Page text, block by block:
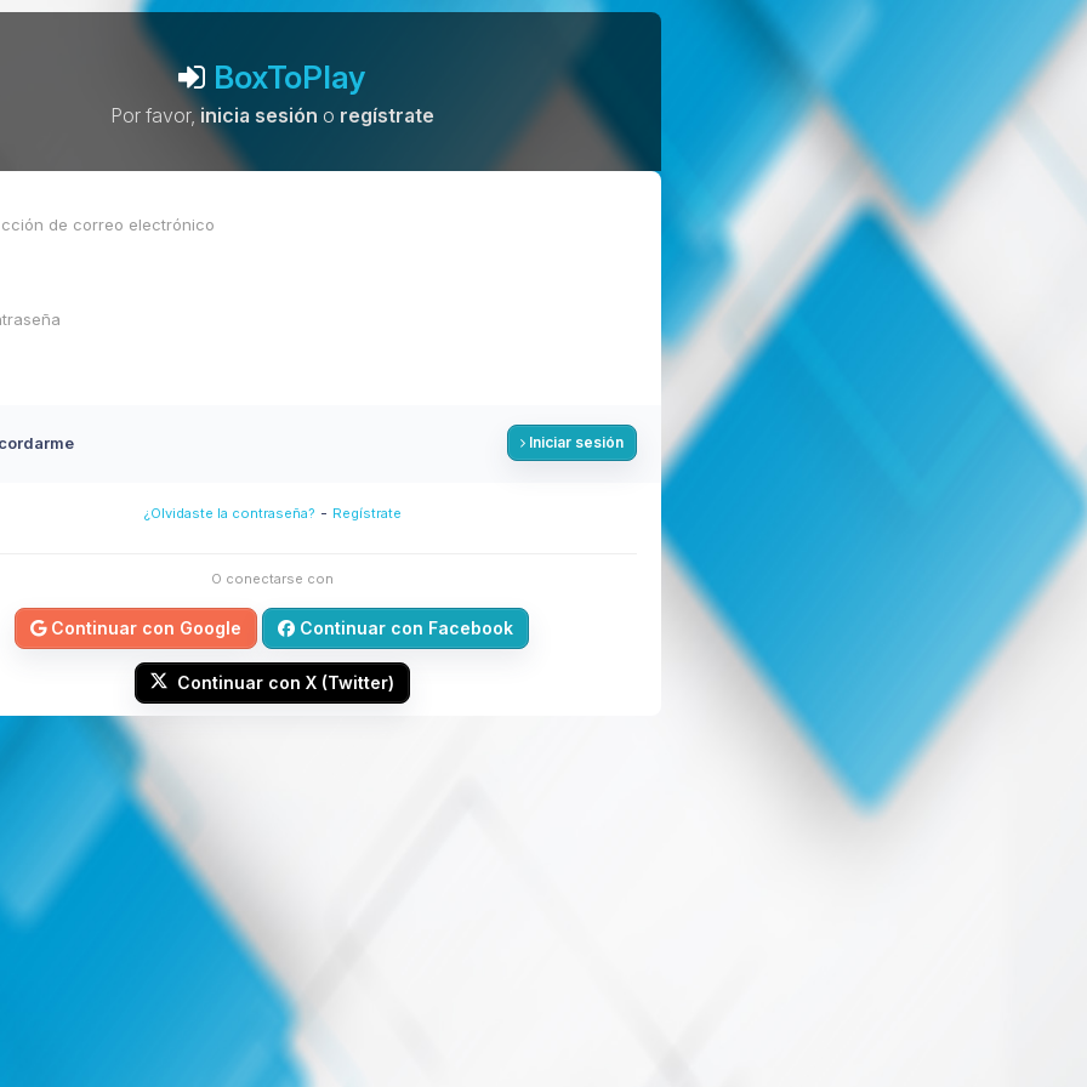
BoxToPlay
Por favor,inicia sesión o regístrate
Iniciar sesión
¿Olvidaste la contraseña? - Regístrate
O conectarse con
Continuar con Google Continuar con Facebook
Continuar con X (Twitter)